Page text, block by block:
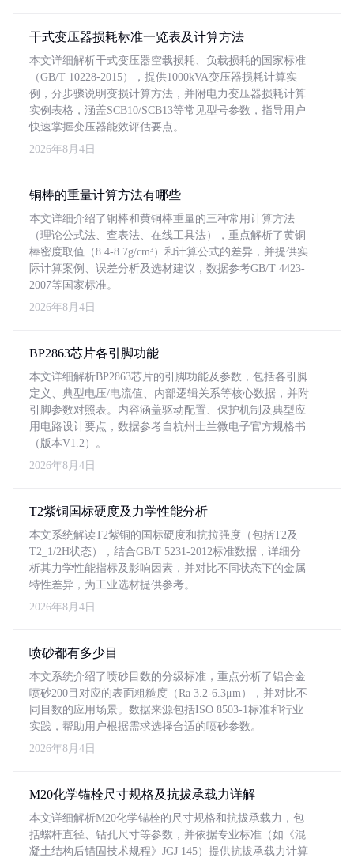
干式变压器损耗标准一览表及计算方法
本文详细解析干式变压器空载损耗、负载损耗的国家标准
（GB/T 10228-2015），提供1000kVA变压器损耗计算实
例，分步骤说明变损计算方法，并附电力变压器损耗计算
实例表格，涵盖SCB10/SCB13等常见型号参数，指导用户
快速掌握变压器能效评估要点。
2026年8月4日
铜棒的重量计算方法有哪些
本文详细介绍了铜棒和黄铜棒重量的三种常用计算方法
（理论公式法、查表法、在线工具法），重点解析了黄铜
棒密度取值（8.4-8.7g/cm³）和计算公式的差异，并提供实
际计算案例、误差分析及选材建议，数据参考GB/T 4423-
2007等国家标准。
2026年8月4日
BP2863芯片各引脚功能
本文详细解析BP2863芯片的引脚功能及参数，包括各引脚
定义、典型电压/电流值、内部逻辑关系等核心数据，并附
引脚参数对照表。内容涵盖驱动配置、保护机制及典型应
用电路设计要点，数据参考自杭州士兰微电子官方规格书
（版本V1.2）。
2026年8月4日
T2紫铜国标硬度及力学性能分析
本文系统解读T2紫铜的国标硬度和抗拉强度（包括T2及
T2_1/2H状态），结合GB/T 5231-2012标准数据，详细分
析其力学性能指标及影响因素，并对比不同状态下的金属
特性差异，为工业选材提供参考。
2026年8月4日
喷砂都有多少目
本文系统介绍了喷砂目数的分级标准，重点分析了铝合金
喷砂200目对应的表面粗糙度（Ra 3.2-6.3μm），并对比不
同目数的应用场景。数据来源包括ISO 8503-1标准和行业
实践，帮助用户根据需求选择合适的喷砂参数。
2026年8月4日
M20化学锚栓尺寸规格及抗拔承载力详解
本文详细解析M20化学锚栓的尺寸规格和抗拔承载力，包
括螺杆直径、钻孔尺寸等参数，并依据专业标准（如《混
凝土结构后锚固技术规程》JGJ 145）提供抗拔承载力计算